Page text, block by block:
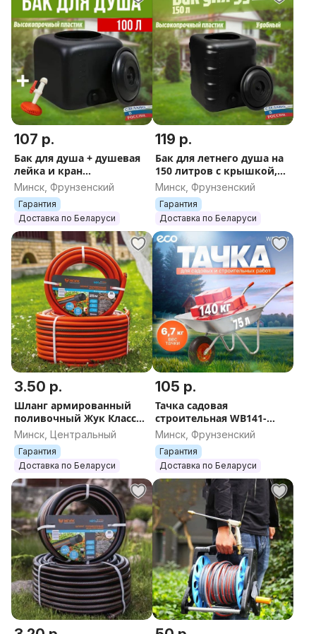
обязательства всегда учитываются в стоимость
товара, а мы стараемся сделать максимально
доступную цену.
————————————————————
При покупке нескольких наших товаров
предоставляем персональную скидку! Все наши
товары представлены на сайтах media-shop.by и
естьвсё.бел
————————————————————
107 р.
Бак для душа + душевая
лейка и кран
пластиковый 100 литров
летний душ уличный
дачный Альтернатива
Минск, Фрунзенский
Гарантия
Доставка по Беларуси
119 р.
Бак для летнего душа на
150 литров с крышкой,
для дачи из прочного
пластика, термостойкий,
бочка душ
Минск, Фрунзенский
Гарантия
Доставка по Беларуси
3.50 р.
Шланг армированный
поливочный Жук Классик
1/2 и 3/4'' 3-х слойный 5,
10, 15, 20 (бухта 25, 50)
метро
Минск, Центральный
Гарантия
Доставка по Беларуси
105 р.
Тачка садовая
строительная WB141-
1/201-2/301-1/351-2 ECO
75л/90л/130л, 140кг-350кг,
1/2 пневмоколеса
Минск, Фрунзенский
Гарантия
Доставка по Беларуси